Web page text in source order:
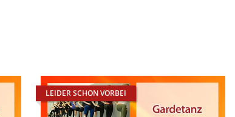
LEIDER SCHON VORBEI